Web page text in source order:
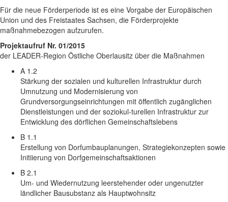
Für die neue Förderperiode ist es eine Vorgabe der Europäischen
Union und des Freistaates Sachsen, die Förderprojekte
maßnahmebezogen aufzurufen.
Projektaufruf Nr. 01/2015
der LEADER-Region Östliche Oberlausitz über die Maßnahmen
A 1.2
Stärkung der sozialen und kulturellen Infrastruktur durch
Umnutzung und Modernisierung von
Grundversorgungseinrichtungen mit öffentlich zugänglichen
Dienstleistungen und der soziokul-turellen Infrastruktur zur
Entwicklung des dörflichen Gemeinschaftslebens
B 1.1
Erstellung von Dorfumbauplanungen, Strategiekonzepten sowie
Initiierung von Dorfgemeinschaftsaktionen
B 2.1
Um- und Wiedernutzung leerstehender oder ungenutzter
ländlicher Bausubstanz als Hauptwohnsitz